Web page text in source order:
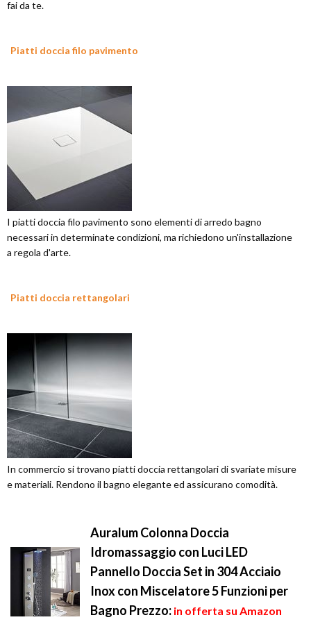
fai da te.
Piatti doccia filo pavimento
I piatti doccia filo pavimento sono elementi di arredo bagno
necessari in determinate condizioni, ma richiedono un'installazione
a regola d'arte.
Piatti doccia rettangolari
In commercio si trovano piatti doccia rettangolari di svariate misure
e materiali. Rendono il bagno elegante ed assicurano comodità.
Auralum Colonna Doccia
Idromassaggio con Luci LED
Pannello Doccia Set in 304 Acciaio
Inox con Miscelatore 5 Funzioni per
Bagno Prezzo: in offerta su Amazon